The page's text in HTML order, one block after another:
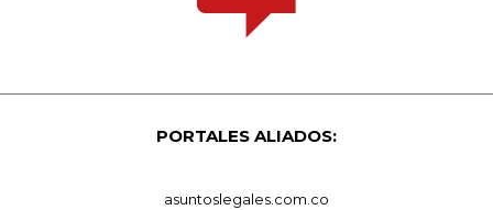
PORTALES ALIADOS:
asuntoslegales.com.co